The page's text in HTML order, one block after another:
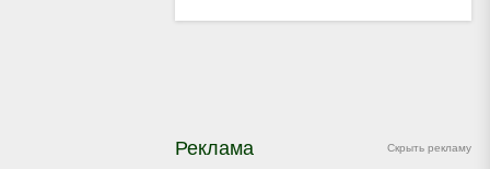
Скрыть рекламу
Реклама